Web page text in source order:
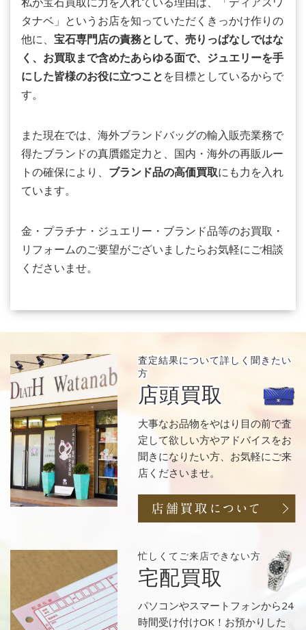
私が宝石買取に力を入れている理由は、「ディアスワ
タナベ」というお店を知っていただくきっかけ作りの
他に、 宝石専門店の責務として、売りっぱなしではな
く、お買取まで含めたあらゆる面で、ジュエリーを手
にした皆様のお役に立つこと を目標としているからで
す。
また現在では、海外ブランドバッグの輸入販売業務で
得たブランドの真贋鑑定力と、国内・海外の再販ルー
トの確保により、 ブランド品の高価買取にも力を入れ
ています。
金・プラチナ・ジュエリー・ブランド品等のお買取・
リフォームのご要望がございましたらお気軽にご相談
くださいませ。
査定結果について詳しく聞きたい
方
店頭買取
大事なお品物をやはり目の前で査
定して欲しい方やアドバイスをお
聞きになりたい方、お気軽にご来
店くださいませ。
忙しくてご来店できない方
宅配買取
パソコンやスマートフォンから24
時間受け付けOK！お預かりした